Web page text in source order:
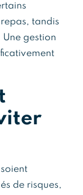
tandis
Une gestion
de risques,